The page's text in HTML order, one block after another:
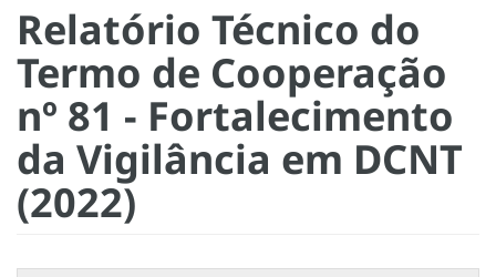
Relatório Técnico do
Termo de Cooperação
nº 81 - Fortalecimento
da Vigilância em DCNT
(2022)